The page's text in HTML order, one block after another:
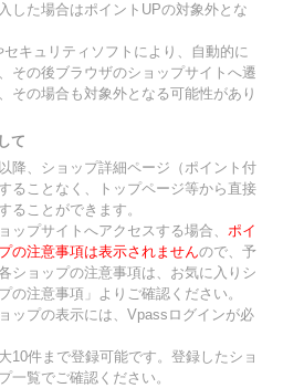
した場合はポイントUPの対象外とな
キュリティソフトにより、自動的に
その後ブラウザのショップサイトへ遷
その場合も対象外となる可能性があり
て
降、ショップ詳細ページ（ポイント付
ることなく、トップページ等から直接
ることができます。
ップサイトへアクセスする場合、 ポイ
の注意事項は表示されませんので、予
ショップの注意事項は、お気に入りシ
の注意事項」よりご確認ください。
ップの表示には、Vpassログインが必
10件まで登録可能です。登録したショ
一覧でご確認ください。